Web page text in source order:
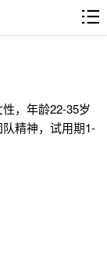
，年龄22-35岁
精神，试用期1-